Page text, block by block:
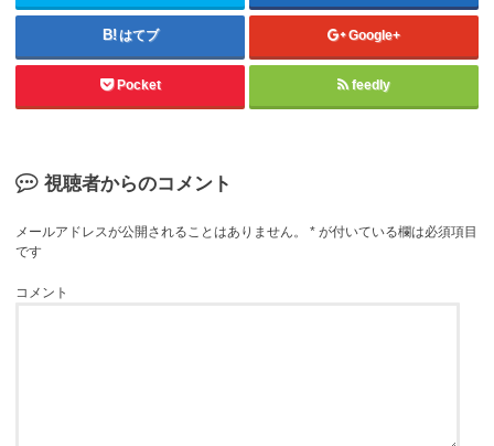
はてブ Google+
Pocket feedly
視聴者からのコメント
メールアドレスが公開されることはありません。 * が付いている欄は必須項目
です
コメント